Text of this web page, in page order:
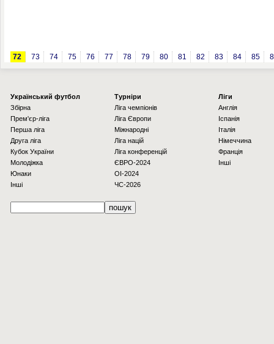
72 73 74 75 76 77 78 79 80 81 82 83 84 85
Українcький футбол
Збірна
Прем'єр-ліга
Перша ліга
Друга ліга
Кубок України
Молодіжка
Юнаки
Інші
Турніри
Ліга чемпіонів
Ліга Європи
Міжнародні
Ліга націй
Ліга конференцій
ЄВРО-2024
OI-2024
ЧС-2026
Ліги
Англія
Іспанія
Італія
Німеччина
Франція
Інші